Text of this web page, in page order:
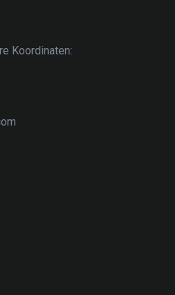
Koordinaten: